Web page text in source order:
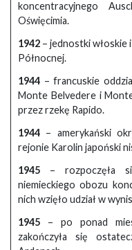
koncentracyjnego
Oświęcimia.
1942 – jednostki włoskie
Północnej.
1944 – francuskie
Monte Belvedere i
przez rzekę Rapido.
1944 – amerykański
rejonie Karolin japoński
1945 – rozpoczęła
niemieckiego obozu
nich wzięło udział w
1945 – po ponad
zakończyła się